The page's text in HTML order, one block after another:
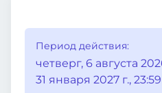
Период действия:
четверг, 6 августа
31 января 2027 г., 23:59